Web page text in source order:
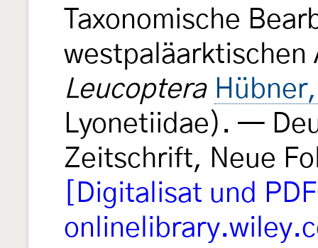
Taxonomische
westpaläarktischen
Leucoptera
Lyonetiidae). —
Zeitschrift, Neue
[Digitalisat und